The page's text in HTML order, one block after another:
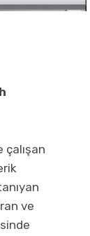
çalışan
ve